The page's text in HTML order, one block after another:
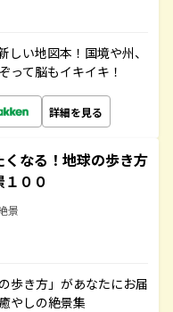
い地図本！国境や州、
って脳もイキイキ！
詳細を見る
なる！地球の歩き方
００
景
歩き方」があなたにお届
やしの絶景集